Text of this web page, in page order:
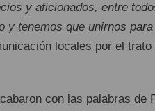
y aficionados, entre
y tenemos que unirnos
locales por el
con las palabras de